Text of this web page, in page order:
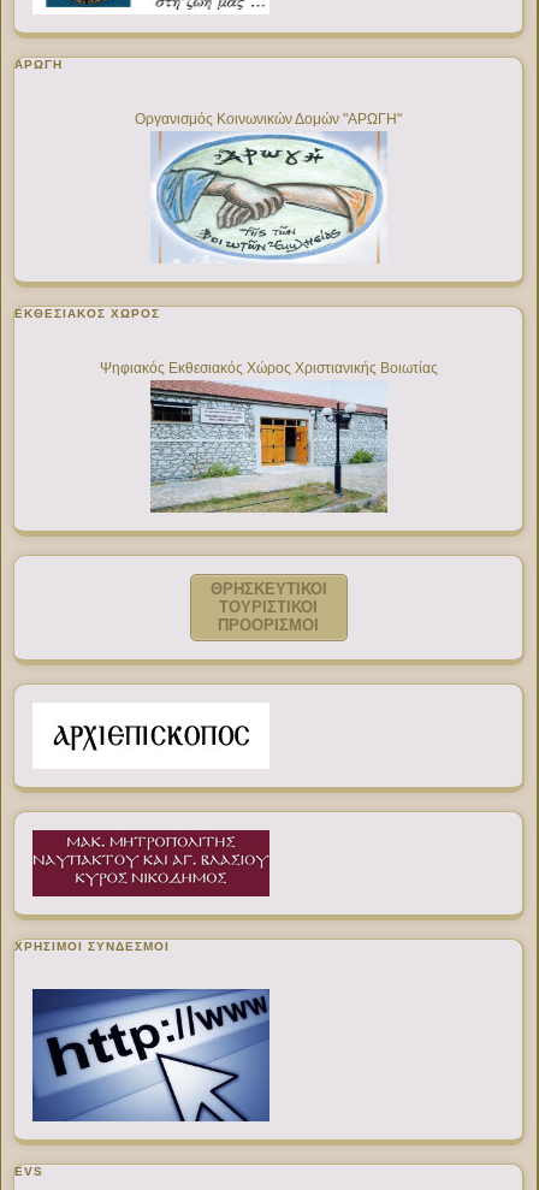
ΑΡΩΓΗ
Οργανισμός Κοινωνικών Δομών "ΑΡΩΓΗ"
ΕΚΘΕΣΙΑΚΌΣ ΧΏΡΟΣ
Ψηφιακός Εκθεσιακός Χώρος Χριστιανικής Βοιωτίας
ΘΡΗΣΚΕΥΤΙΚΟΙ
ΤΟΥΡΙΣΤΙΚΟΙ
ΠΡΟΟΡΙΣΜΟΙ
ΧΡΉΣΙΜΟΙ ΣΎΝΔΕΣΜΟΙ
EVS